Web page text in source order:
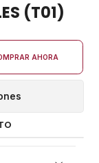
(T01)
AHORA